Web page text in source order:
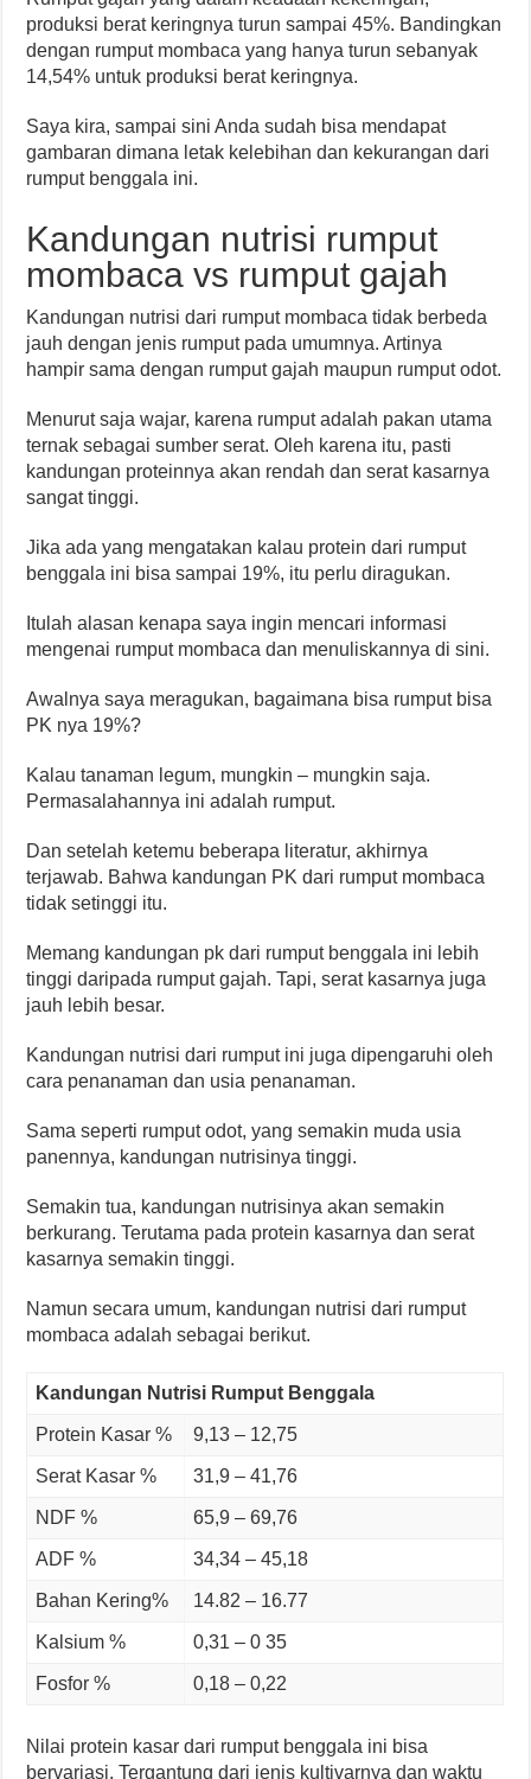
produksi berat keringnya turun sampai 45%. Bandingkan
dengan rumput mombaca yang hanya turun sebanyak
14,54% untuk produksi berat keringnya.
Saya kira, sampai sini Anda sudah bisa mendapat
gambaran dimana letak kelebihan dan kekurangan dari
rumput benggala ini.
Kandungan nutrisi rumput
mombaca vs rumput gajah
Kandungan nutrisi dari rumput mombaca tidak berbeda
jauh dengan jenis rumput pada umumnya. Artinya
hampir sama dengan rumput gajah maupun rumput odot.
Menurut saja wajar, karena rumput adalah pakan utama
ternak sebagai sumber serat. Oleh karena itu, pasti
kandungan proteinnya akan rendah dan serat kasarnya
sangat tinggi.
Jika ada yang mengatakan kalau protein dari rumput
benggala ini bisa sampai 19%, itu perlu diragukan.
Itulah alasan kenapa saya ingin mencari informasi
mengenai rumput mombaca dan menuliskannya di sini.
Awalnya saya meragukan, bagaimana bisa rumput bisa
PK nya 19%?
Kalau tanaman legum, mungkin – mungkin saja.
Permasalahannya ini adalah rumput.
Dan setelah ketemu beberapa literatur, akhirnya
terjawab. Bahwa kandungan PK dari rumput mombaca
tidak setinggi itu.
Memang kandungan pk dari rumput benggala ini lebih
tinggi daripada rumput gajah. Tapi, serat kasarnya juga
jauh lebih besar.
Kandungan nutrisi dari rumput ini juga dipengaruhi oleh
cara penanaman dan usia penanaman.
Sama seperti rumput odot, yang semakin muda usia
panennya, kandungan nutrisinya tinggi.
Semakin tua, kandungan nutrisinya akan semakin
berkurang. Terutama pada protein kasarnya dan serat
kasarnya semakin tinggi.
Namun secara umum, kandungan nutrisi dari rumput
mombaca adalah sebagai berikut.
Kandungan Nutrisi Rumput Benggala
Protein Kasar % 9,13 – 12,75
Serat Kasar % 31,9 – 41,76
NDF % 65,9 – 69,76
ADF % 34,34 – 45,18
Bahan Kering% 14.82 – 16.77
Kalsium % 0,31 – 0 35
Fosfor % 0,18 – 0,22
Nilai protein kasar dari rumput benggala ini bisa
bervariasi. Tergantung dari jenis kultivarnya dan waktu